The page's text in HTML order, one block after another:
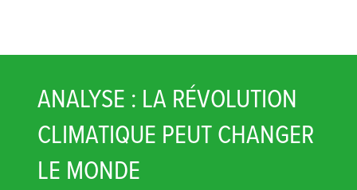
ANALYSE : LA RÉVOLUTION
CLIMATIQUE PEUT CHANGER
LE MONDE